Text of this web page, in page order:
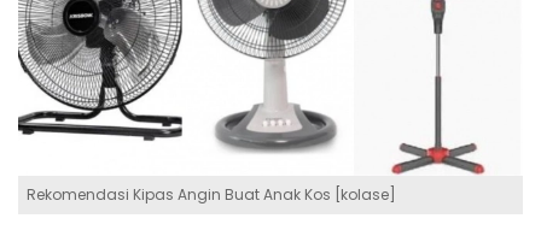
Rekomendasi Kipas Angin Buat Anak Kos [kolase]